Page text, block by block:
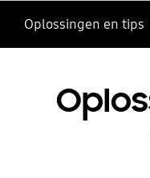
Oplossingen en tips